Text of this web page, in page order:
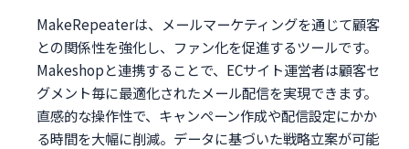
MakeRepeaterは、メールマーケティングを通じて顧客
との関係性を強化し、ファン化を促進するツールです。
Makeshopと連携することで、ECサイト運営者は顧客セ
グメント毎に最適化されたメール配信を実現できます。
直感的な操作性で、キャンペーン作成や配信設定にかか
る時間を大幅に削減。データに基づいた戦略立案が可能